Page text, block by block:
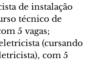
de instalação
técnico de
5 vagas;
(cursando
com 5